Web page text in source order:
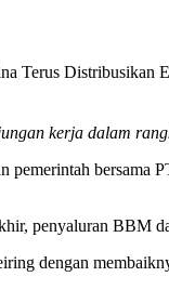
Terus Distribusikan
kerja dalam
bersama
penyaluran BBM
dengan